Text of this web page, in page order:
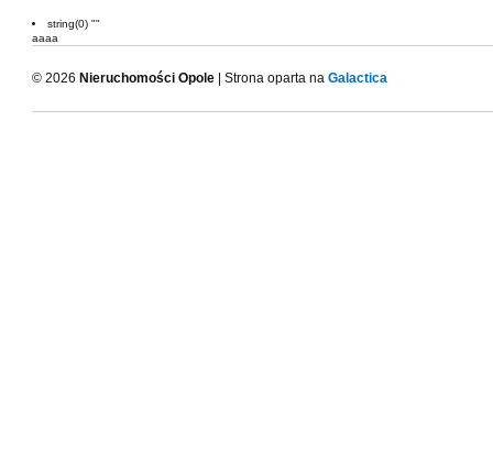
string(0) ""
aaaa
© 2026 Nieruchomości Opole | Strona oparta na Galactica